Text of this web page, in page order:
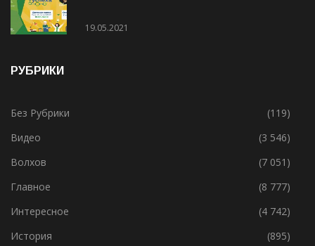
19.05.2021
РУБРИКИ
Без Рубрики
(119)
Видео
(3 546)
Волхов
(7 051)
Главное
(8 777)
Интересное
(4 742)
История
(895)